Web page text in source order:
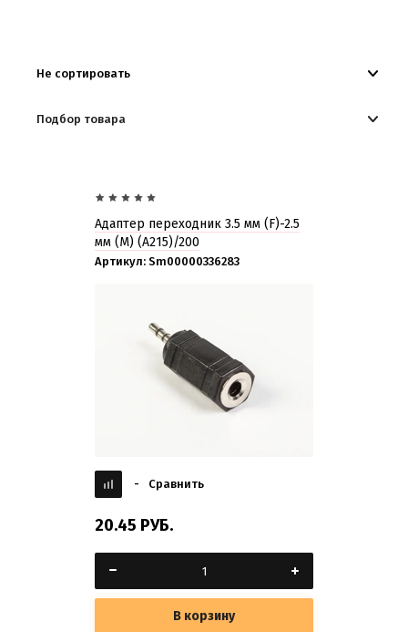
Не сортировать
Подбор товара
Адаптер переходник 3.5 мм (F)-2.5
мм (M) (A215)/200
Артикул: Sm00000336283
- Сравнить
20.45 РУБ.
В корзину